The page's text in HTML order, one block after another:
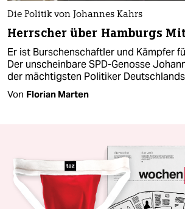
Die Politik von Johannes Kahrs
Herrscher über Hamburgs
Er ist Burschenschaftler und Kämpfer
Der unscheinbare SPD-Genosse
der mächtigsten Politiker
Von Florian Marten